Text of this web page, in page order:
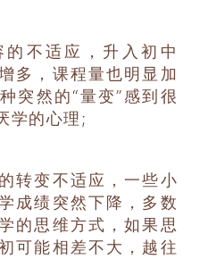
不适应，升入初中
多，课程量也明显加
突然的“量变”感到很
学的心理;
转变不适应，一些小
成绩突然下降，多数
的思维方式，如果思
可能相差不大，越往